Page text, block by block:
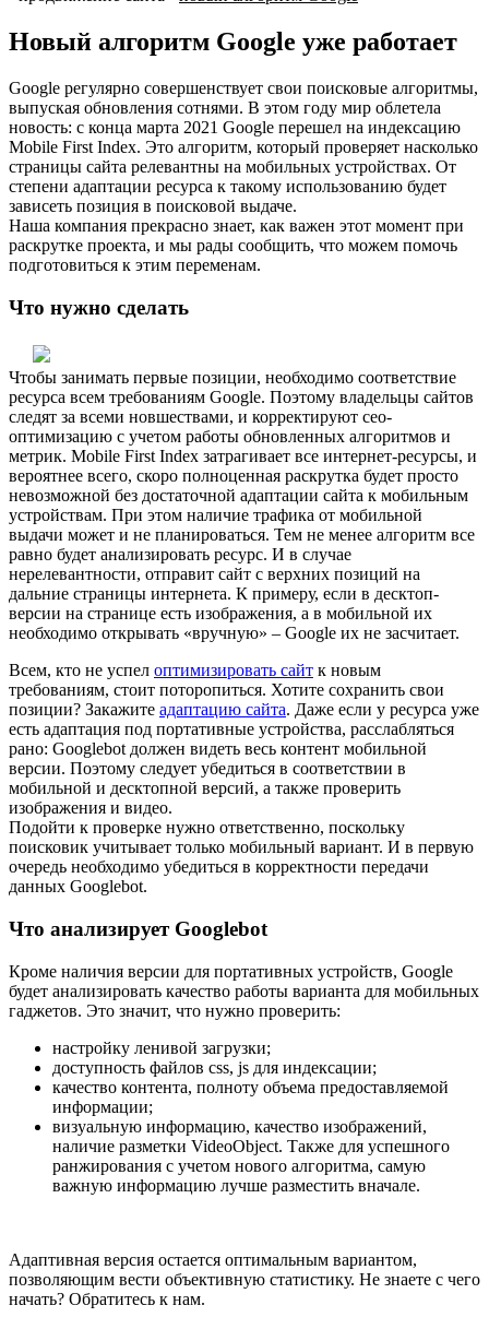
Новый алгоритм Google уже работает
Google регулярно совершенствует свои поисковые алгоритмы,
выпуская обновления сотнями. В этом году мир облетела
новость: с конца марта 2021 Google перешел на индексацию
Mobile First Index. Это алгоритм, который проверяет насколько
страницы сайта релевантны на мобильных устройствах. От
степени адаптации ресурса к такому использованию будет
зависеть позиция в поисковой выдаче.
Наша компания прекрасно знает, как важен этот момент при
раскрутке проекта, и мы рады сообщить, что можем помочь
подготовиться к этим переменам.
Что нужно сделать
Чтобы занимать первые позиции, необходимо соответствие
ресурса всем требованиям Google. Поэтому владельцы сайтов
следят за всеми новшествами, и корректируют сео-
оптимизацию с учетом работы обновленных алгоритмов и
метрик. Mobile First Index затрагивает все интернет-ресурсы, и
вероятнее всего, скоро полноценная раскрутка будет просто
невозможной без достаточной адаптации сайта к мобильным
устройствам. При этом наличие трафика от мобильной
выдачи может и не планироваться. Тем не менее алгоритм все
равно будет анализировать ресурс. И в случае
нерелевантности, отправит сайт с верхних позиций на
дальние страницы интернета. К примеру, если в десктоп-
версии на странице есть изображения, а в мобильной их
необходимо открывать «вручную» – Google их не засчитает.
Всем, кто не успел оптимизировать сайт к новым
требованиям, стоит поторопиться. Хотите сохранить свои
позиции? Закажите адаптацию сайта. Даже если у ресурса уже
есть адаптация под портативные устройства, расслабляться
рано: Googlebot должен видеть весь контент мобильной
версии. Поэтому следует убедиться в соответствии в
мобильной и десктопной версий, а также проверить
изображения и видео.
Подойти к проверке нужно ответственно, поскольку
поисковик учитывает только мобильный вариант. И в первую
очередь необходимо убедиться в корректности передачи
данных Googlebot.
Что анализирует Googlebot
Кроме наличия версии для портативных устройств, Google
будет анализировать качество работы варианта для мобильных
гаджетов. Это значит, что нужно проверить:
настройку ленивой загрузки;
доступность файлов css, js для индексации;
качество контента, полноту объема предоставляемой
информации;
визуальную информацию, качество изображений,
наличие разметки VideoObject. Также для успешного
ранжирования с учетом нового алгоритма, самую
важную информацию лучше разместить вначале.
Адаптивная версия остается оптимальным вариантом,
позволяющим вести объективную статистику. Не знаете с чего
начать? Обратитесь к нам.